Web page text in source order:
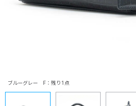
ブルーグレー F：残り1点